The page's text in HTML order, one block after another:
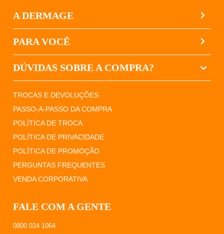
A DERMAGE
PARA VOCÊ
DÚVIDAS SOBRE A COMPRA?
TROCAS E DEVOLUÇÕES
PASSO-A-PASSO DA COMPRA
POLÍTICA DE TROCA
POLÍTICA DE PRIVACIDADE
POLÍTICA DE PROMOÇÃO
PERGUNTAS FREQUENTES
VENDA CORPORATIVA
FALE COM A GENTE
0800 024 1064